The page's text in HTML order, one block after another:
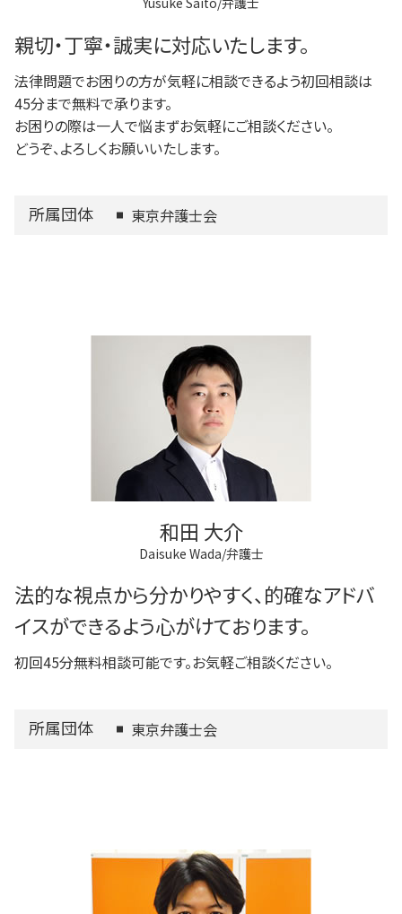
府中市 登記全般
親切・丁寧・誠実に対応いたします。
法律問題でお困りの方が気軽に相談できるよう初回相談は
45分まで無料で承ります。
お困りの際は一人で悩まずお気軽にご相談ください。
どうぞ、よろしくお願いいたします。
所属団体 東京弁護士会
和田 大介
Daisuke Wada/弁護士
法的な視点から分かりやすく、的確なアドバ
イスができるよう心がけております。
初回45分無料相談可能です。お気軽ご相談ください。
所属団体 東京弁護士会